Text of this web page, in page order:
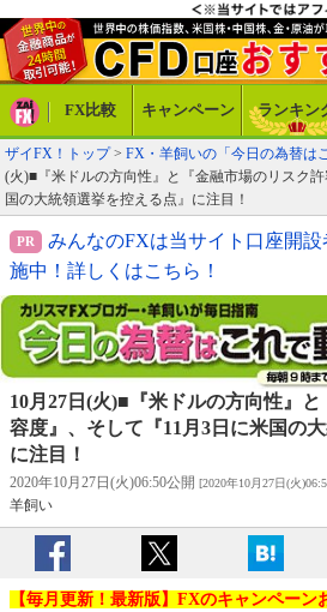
FX比較 キャンペーン ランキン
ザイFX！トップ> FX・羊飼いの「今日の為替は
(火)■『米ドルの方向性』と『金融市場のリスク
国の大統領選挙を控える点』に注目！
みんなのFXは当サイト口座開
施中！詳しくはこちら！
10月27日(火)■『米ドルの方向性』
容度』、そして『11月3日に米国の
に注目！
2020年10月27日(火)06:50公開 [2020年10月27日(火
羊飼い
【毎月更新！最新版】FXのキャンペーン